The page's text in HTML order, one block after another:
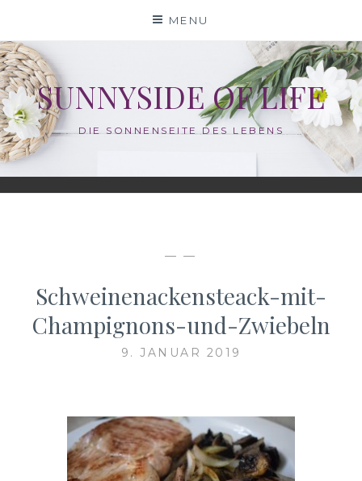
content
MENU
SUNNYSIDE OF LIFE
DIE SONNENSEITE DES LEBENS
— —
Schweinenackensteack-mit-
Champignons-und-Zwiebeln
9. JANUAR 2019